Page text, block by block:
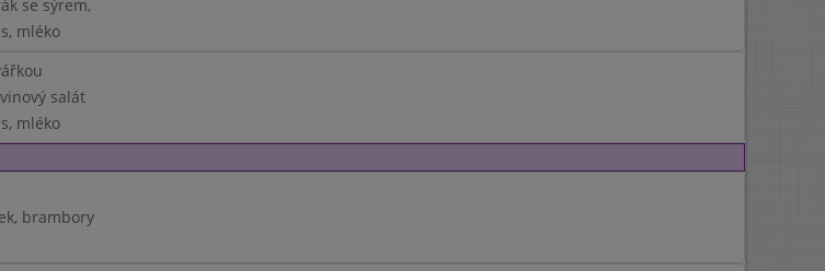
se sýrem,
mléko
salát
mléko
brambory